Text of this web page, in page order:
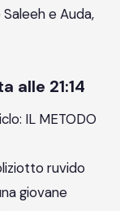
e Auda,
alle 21:14
IL METODO
ruvido
giovane